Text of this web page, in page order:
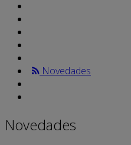
Novedades
Novedades